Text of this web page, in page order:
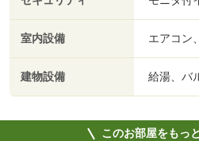
室内設備 エアコン
建物設備 給湯、バ
このお部屋をもっ